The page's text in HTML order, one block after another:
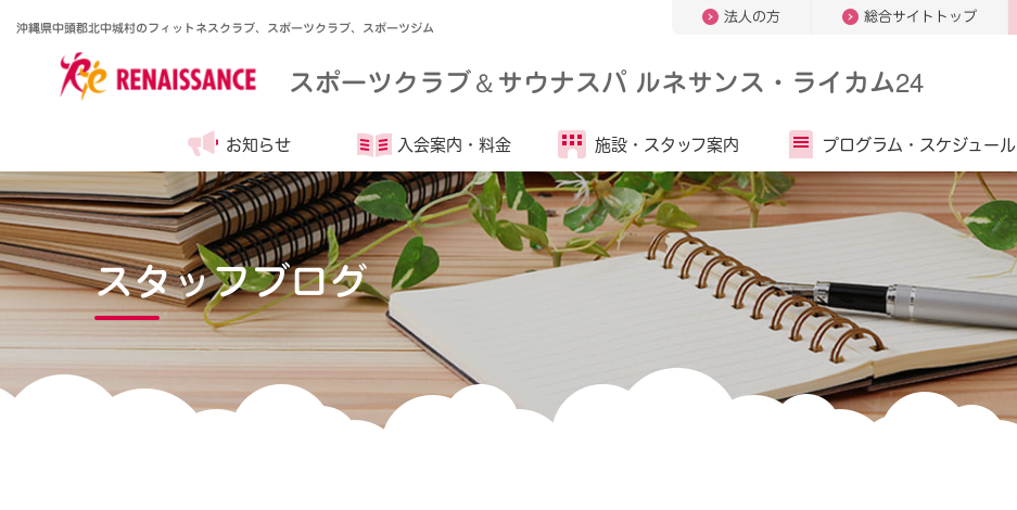
沖縄県中頭郡北中城村のフィットネスクラブ、スポーツクラブ、スポーツジム
法人の方 総合サイトトップ
スポーツクラブ＆サウナスパ ルネサンス・ライカム24
お知らせ 入会案内・ 料金 施設・ スタッフ案内 プログラム・ スケジュール
スタッフブログ